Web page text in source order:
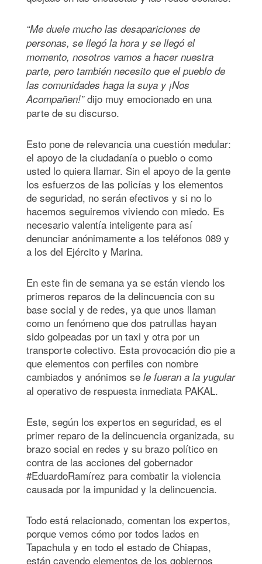
“Me duele mucho las desapariciones de
personas, se llegó la hora y se llegó el
momento, nosotros vamos a hacer nuestra
parte, pero también necesito que el pueblo de
las comunidades haga la suya y ¡Nos
Acompañen!”dijo muy emocionado en una
parte de su discurso.
Esto pone de relevancia una cuestión medular:
el apoyo de la ciudadanía o pueblo o como
usted lo quiera llamar. Sin el apoyo de la gente
los esfuerzos de las policías y los elementos
de seguridad, no serán efectivos y si no lo
hacemos seguiremos viviendo con miedo. Es
necesario valentía inteligente para así
denunciar anónimamente a los teléfonos 089 y
a los del Ejército y Marina.
En este fin de semana ya se están viendo los
primeros reparos de la delincuencia con su
base social y de redes, ya que unos llaman
como un fenómeno que dos patrullas hayan
sido golpeadas por un taxi y otra por un
transporte colectivo. Esta provocación dio pie a
que elementos con perfiles con nombre
cambiados y anónimos se le fueran a la yugular
al operativo de respuesta inmediata PAKAL.
Este, según los expertos en seguridad, es el
primer reparo de la delincuencia organizada, su
brazo social en redes y su brazo político en
contra de las acciones del gobernador
#EduardoRamírez para combatir la violencia
causada por la impunidad y la delincuencia.
Todo está relacionado, comentan los expertos,
porque vemos cómo por todos lados en
Tapachula y en todo el estado de Chiapas,
están cayendo elementos de los gobiernos